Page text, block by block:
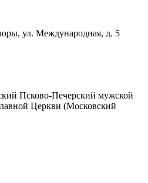
ул. Международная, д. 5
Псково-Печерский мужской
Церкви (Московский